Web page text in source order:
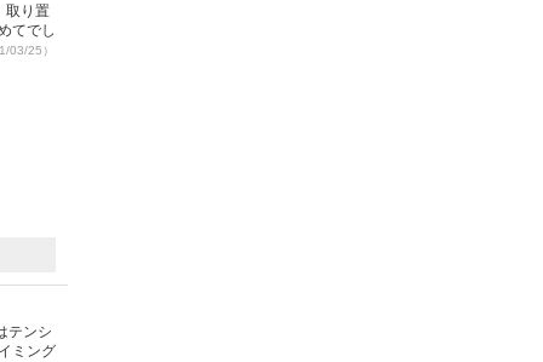
取り置
てでし
03/25）
テンシ
ミング